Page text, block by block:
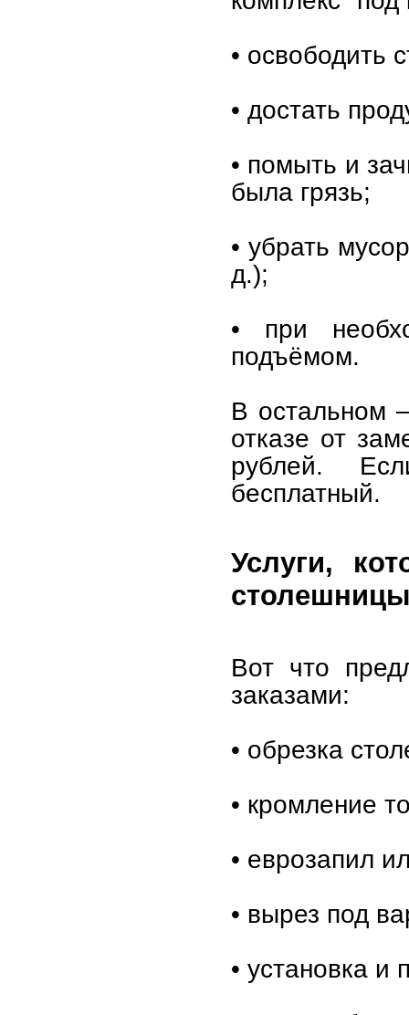
• освободить
• достать
• помыть и
была грязь;
• убрать
д.);
• при
подъёмом.
В остальном
отказе от
рублей.
бесплатный.
Услуги,
столешницы
Вот что
заказами:
• обрезка
• кромление
• еврозапил
• вырез под
• установка и